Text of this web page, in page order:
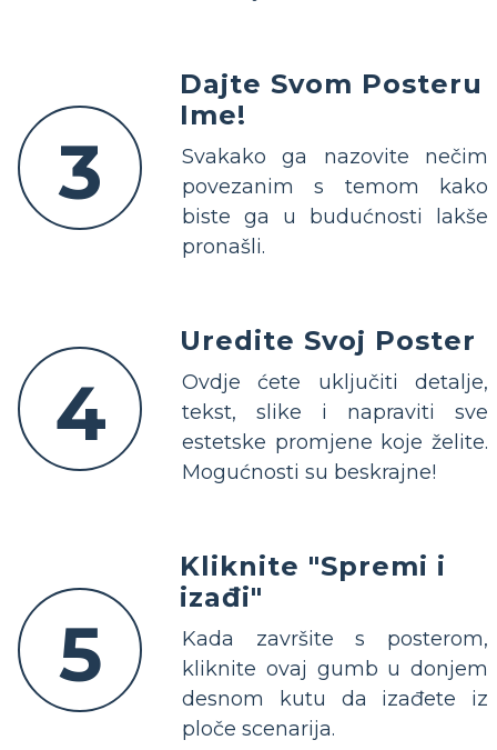
3
Dajte Svom Posteru
Ime!
Svakako ga nazovite nečim
povezanim s temom kako
biste ga u budućnosti lakše
pronašli.
4
Uredite Svoj Poster
Ovdje ćete uključiti detalje,
tekst, slike i napraviti sve
estetske promjene koje želite.
Mogućnosti su beskrajne!
5
Kliknite "Spremi i
izađi"
Kada završite s posterom,
kliknite ovaj gumb u donjem
desnom kutu da izađete iz
ploče scenarija.